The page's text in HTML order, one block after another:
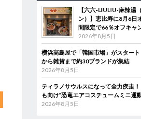
【六六-LIULIU-麻辣湯
ン）】恵比寿に8月6日
間限定で66％オフキャ
2026年8月5日
横浜高島屋で「韓国市場」がスター
から雑貨まで約30ブランドが集結
2026年8月5日
ティラノサウルスになって全力疾走
も向け“恐竜エアコスチュームミニ運
2026年8月5日